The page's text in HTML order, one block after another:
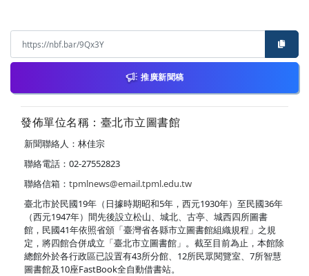
推廣新聞稿
發佈單位名稱：臺北市立圖書館
新聞聯絡人：林佳宗
聯絡電話：02-27552823
聯絡信箱： tpmlnews@email.tpml.edu.tw
臺北市於民國19年（日據時期昭和5年，西元1930年）至民國36年
（西元1947年）間先後設立松山、城北、古亭、城西四所圖書
館，民國41年依照省頒「臺灣省各縣市立圖書館組織規程」之規
定，將四館合併成立「臺北市立圖書館」。截至目前為止，本館除
總館外於各行政區已設置有43所分館、12所民眾閱覽室、7所智慧
圖書館及10座FastBook全自動借書站。